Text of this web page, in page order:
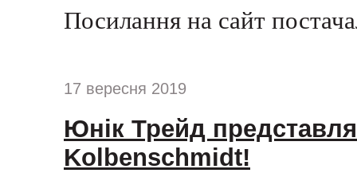
Посилання на сайт
17 вересня 2019
Юнік Трейд
Kolbenschmidt!